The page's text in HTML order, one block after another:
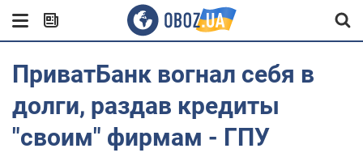
ПриватБанк вогнал себя в
долги, раздав кредиты
"своим" фирмам - ГПУ